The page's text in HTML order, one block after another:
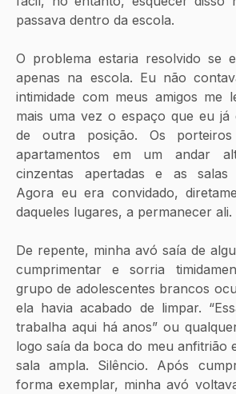
passava dentro da escola.
O problema estaria resolvido se
apenas na escola. Eu não
intimidade com meus amigos me
mais uma vez o espaço que eu já
de outra posição. Os
apartamentos em um andar
cinzentas apertadas e as salas
Agora eu era convidado,
daqueles lugares, a permanecer ali.
De repente, minha avó saía de
cumprimentar e sorria
grupo de adolescentes brancos
ela havia acabado de limpar.
trabalha aqui há anos” ou
logo saía da boca do meu anfitrião
sala ampla. Silêncio. Após
forma exemplar, minha avó